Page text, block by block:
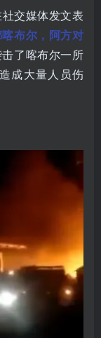
交媒体发文表
布尔，阿方对
了喀布尔一所
成大量人员伤